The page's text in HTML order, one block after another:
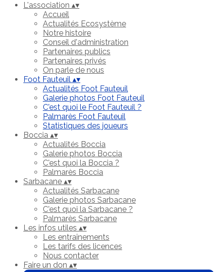
L'association ▴▾
Accueil
Actualités Ecosystème
Notre histoire
Conseil d'administration
Partenaires publics
Partenaires privés
On parle de nous
Foot Fauteuil ▴▾
Actualités Foot Fauteuil
Galerie photos Foot Fauteuil
C'est quoi le Foot Fauteuil ?
Palmarès Foot Fauteuil
Statistiques des joueurs
Boccia ▴▾
Actualités Boccia
Galerie photos Boccia
C'est quoi la Boccia ?
Palmarès Boccia
Sarbacane ▴▾
Actualités Sarbacane
Galerie photos Sarbacane
C'est quoi la Sarbacane ?
Palmarès Sarbacane
Les infos utiles ▴▾
Les entraînements
Les tarifs des licences
Nous contacter
Faire un don ▴▾